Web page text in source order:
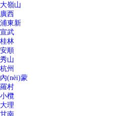
大嶺山
廣西
浦東新
宣武
桂林
安順
秀山
杭州
內(nèi)蒙
羅村
小欖
大理
甘南